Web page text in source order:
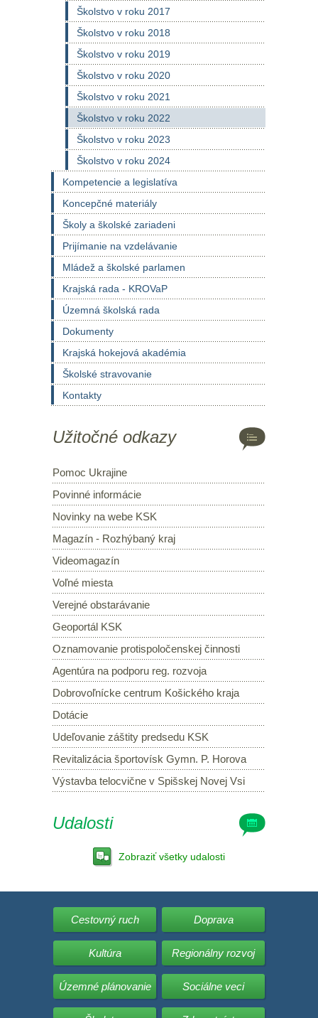
Školstvo v roku 2017
Školstvo v roku 2018
Školstvo v roku 2019
Školstvo v roku 2020
Školstvo v roku 2021
Školstvo v roku 2022
Školstvo v roku 2023
Školstvo v roku 2024
Kompetencie a legislatíva
Koncepčné materiály
Školy a školské zariadeni
Prijímanie na vzdelávanie
Mládež a školské parlamen
Krajská rada - KROVaP
Územná školská rada
Dokumenty
Krajská hokejová akadémia
Školské stravovanie
Kontakty
Užitočné odkazy
Pomoc Ukrajine
Povinné informácie
Novinky na webe KSK
Magazín - Rozhýbaný kraj
Videomagazín
Voľné miesta
Verejné obstarávanie
Geoportál KSK
Oznamovanie protispoločenskej činnosti
Agentúra na podporu reg. rozvoja
Dobrovoľnícke centrum Košického kraja
Dotácie
Udeľovanie záštity predsedu KSK
Revitalizácia športovísk Gymn. P. Horova
Výstavba telocvične v Spišskej Novej Vsi
Udalosti
Zobraziť všetky udalosti
Cestovný ruch Doprava
Kultúra Regionálny rozvoj
Územné plánovanie Sociálne veci